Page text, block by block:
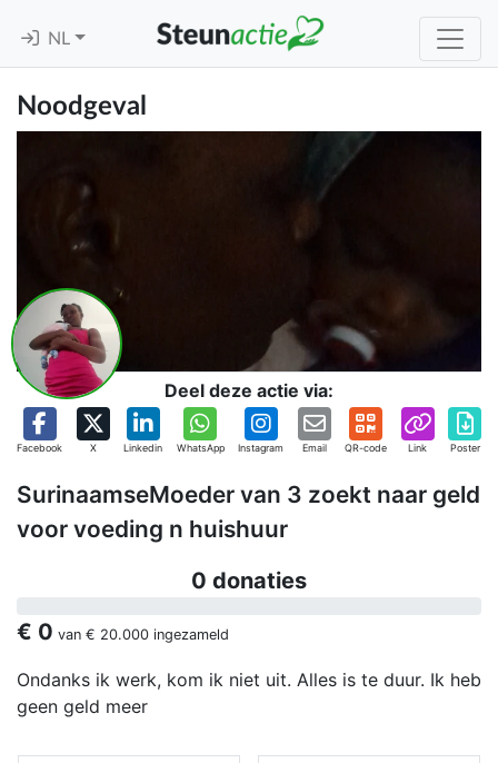
NL
Noodgeval
Deel deze actie via:
Facebook X Linkedin WhatsApp Instagram Email QR-code Link Poster
SurinaamseMoeder van 3 zoekt naar geld
voor voeding n huishuur
0 donaties
€ 0 van € 20.000 ingezameld
Ondanks ik werk, kom ik niet uit. Alles is te duur. Ik heb
geen geld meer